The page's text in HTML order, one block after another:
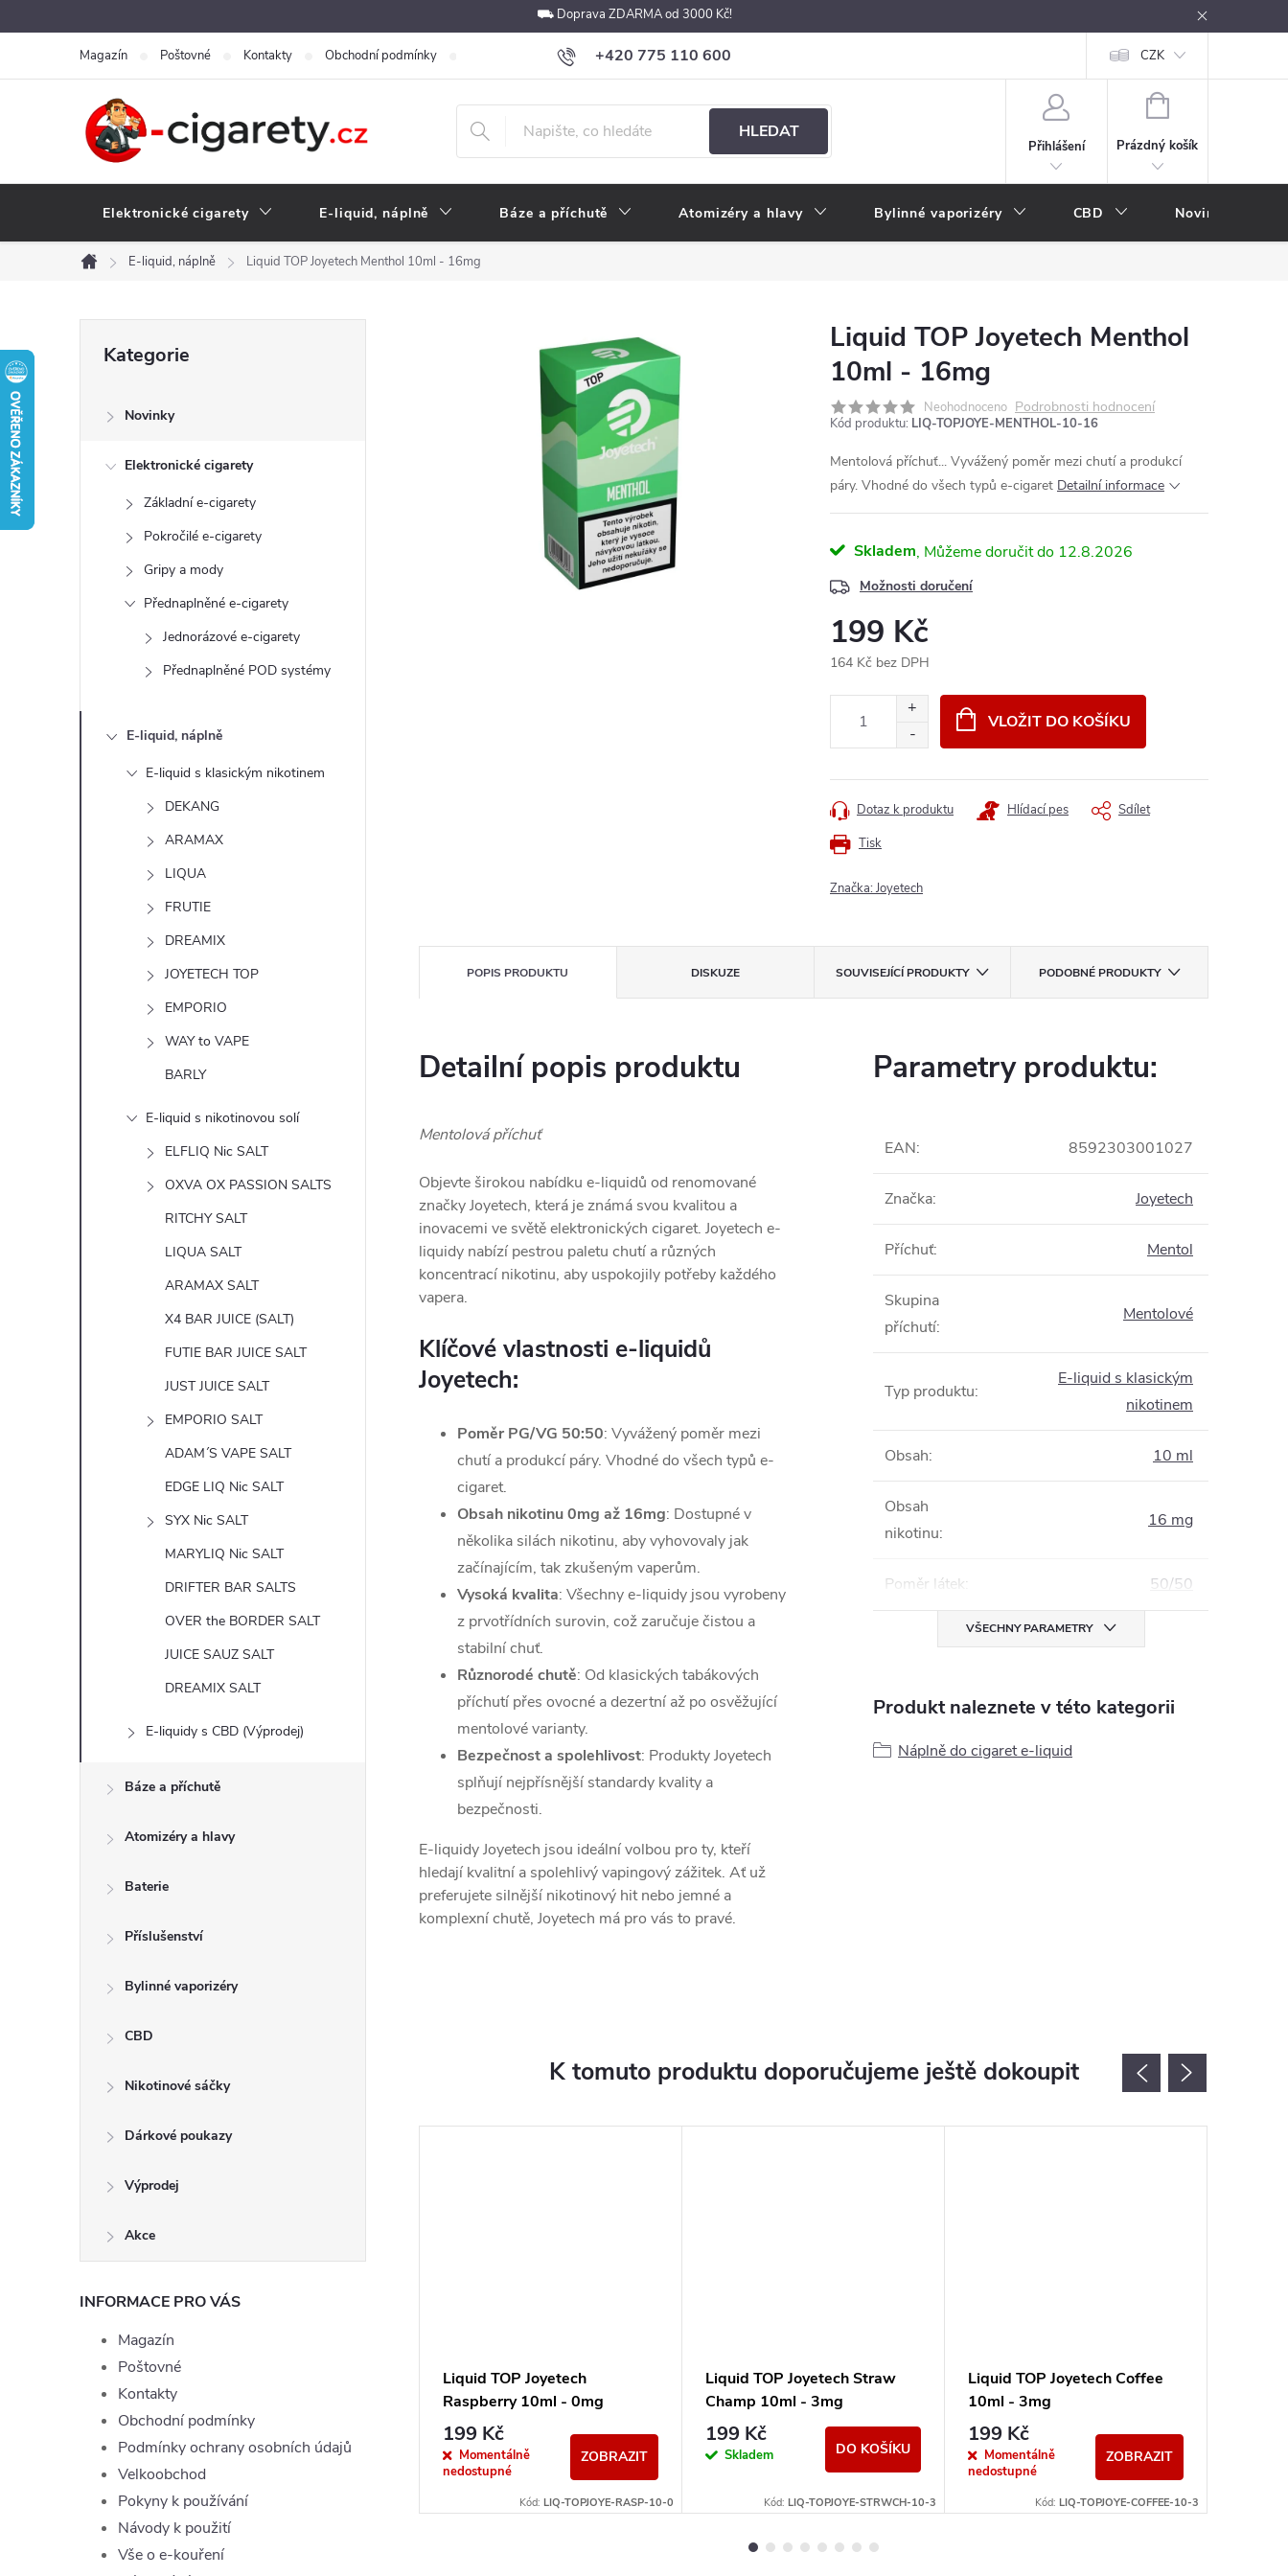
na
⛟ Doprava ZDARMA od 3000 Kč!
+420 775 110 600
obchod@e-cigarety.cz
Magazín Poštovné Kontakty Obchodní podmínky Podmínky ochrany osobních údajů Velkoobchod Vše o e-kouření Nákupní rádce
CZK
HLEDAT
Přihlášení
NÁKUPNÍ
Prázdný košík
Elektronické cigarety E-liquid, náplně Báze a příchutě Atomizéry a hlavy Bylinné vaporizéry CBD Novinky
Domů
E-liquid, náplně Liquid TOP Joyetech Menthol 10ml - 16mg
í
kategorie
Kategorie
Novinky
Elektronické cigarety
Základní e-cigarety
Pokročilé e-cigarety
Gripy a mody
Přednaplněné e-cigarety
Jednorázové e-cigarety
Přednaplněné POD systémy
E-liquid, náplně
E-liquid s klasickým nikotinem
DEKANG
ARAMAX
LIQUA
FRUTIE
DREAMIX
JOYETECH TOP
EMPORIO
WAY to VAPE
BARLY
E-liquid s nikotinovou solí
ELFLIQ Nic SALT
OXVA OX PASSION SALTS
RITCHY SALT
LIQUA SALT
ARAMAX SALT
X4 BAR JUICE (SALT)
FUTIE BAR JUICE SALT
JUST JUICE SALT
EMPORIO SALT
ADAM´S VAPE SALT
EDGE LIQ Nic SALT
SYX Nic SALT
MARYLIQ Nic SALT
DRIFTER BAR SALTS
OVER the BORDER SALT
JUICE SAUZ SALT
DREAMIX SALT
E-liquidy s CBD (Výprodej)
Báze a příchutě
Atomizéry a hlavy
Baterie
Příslušenství
Bylinné vaporizéry
CBD
Nikotinové sáčky
Dárkové poukazy
Výprodej
Akce
INFORMACE PRO VÁS
Magazín
Poštovné
Kontakty
Obchodní podmínky
Podmínky ochrany osobních údajů
Velkoobchod
Pokyny k používání
Návody k použití
Vše o e-kouření
Liquid TOP Joyetech Menthol
10ml - 16mg
Neohodnoceno Podrobnosti hodnocení
Kód produktu: LIQ-TOPJOYE-MENTHOL-10-16
Mentolová příchuť... Vyvážený poměr mezi chutí a produkcí
páry. Vhodné do všech typů e-cigaret Detailní informace
Skladem 12.8.2026
Možnosti doručení
199 Kč
164 Kč bez DPH
VLOŽIT DO KOŠÍKU
Tisk
Dotaz k produktu Hlídací pes Sdílet
Značka:Joyetech
POPIS PRODUKTU DISKUZE SOUVISEJÍCÍ PRODUKTY PODOBNÉ PRODUKTY
Detailní popis produktu
Mentolová příchuť
Objevte širokou nabídku e-liquidů od renomované
značky Joyetech, která je známá svou kvalitou a
inovacemi ve světě elektronických cigaret. Joyetech e-
liquidy nabízí pestrou paletu chutí a různých
koncentrací nikotinu, aby uspokojily potřeby každého
vapera.
Klíčové vlastnosti e-liquidů
Joyetech:
Poměr PG/VG 50:50: Vyvážený poměr mezi
chutí a produkcí páry. Vhodné do všech typů e-
cigaret.
Obsah nikotinu 0mg až 16mg: Dostupné v
několika silách nikotinu, aby vyhovovaly jak
začínajícím, tak zkušeným vaperům.
Vysoká kvalita: Všechny e-liquidy jsou vyrobeny
z prvotřídních surovin, což zaručuje čistou a
stabilní chuť.
Různorodé chutě: Od klasických tabákových
příchutí přes ovocné a dezertní až po osvěžující
mentolové varianty.
Bezpečnost a spolehlivost: Produkty Joyetech
splňují nejpřísnější standardy kvality a
bezpečnosti.
E-liquidy Joyetech jsou ideální volbou pro ty, kteří
hledají kvalitní a spolehlivý vapingový zážitek. Ať už
preferujete silnější nikotinový hit nebo jemné a
komplexní chutě, Joyetech má pro vás to pravé.
Parametry produktu:
EAN: 8592303001027
Značka: Joyetech
Příchuť: Mentol
Skupina
příchutí:
Mentolové
Typ produktu:
E-liquid s klasickým
nikotinem
Obsah: 10 ml
Obsah
nikotinu:
16 mg
Poměr látek: 50/50
VŠECHNY PARAMETRY
Produkt naleznete v této kategorii
Náplně do cigaret e-liquid
K tomuto produktu doporučujeme ještě dokoupit
ZOBRAZIT
LIQ-TOPJOYE-APPLE-10-3
199 Kč
Skladem DO KOŠÍKU
Kód:
Liquid TOP Joyetech
Raspberry 10ml - 0mg
199 Kč
Momentálně
nedostupné
ZOBRAZIT
Kód: LIQ-TOPJOYE-RASP-10-0
Liquid TOP Joyetech Straw
Champ 10ml - 3mg
199 Kč
Skladem DO KOŠÍKU
Kód: LIQ-TOPJOYE-STRWCH-10-3
Liquid TOP Joyetech Coffee
10ml - 3mg
199 Kč
Momentálně
nedostupné
ZOBRAZIT
Kód: LIQ-TOPJOYE-COFFEE-10-3